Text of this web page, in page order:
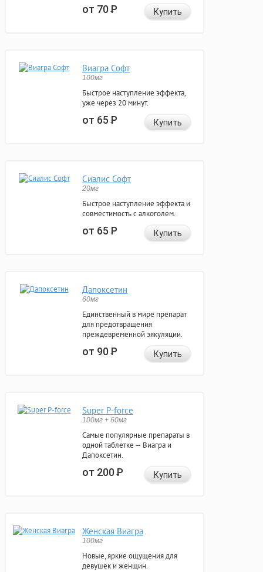
от 70Р Купить
Виагра Софт
100мг
Быстрое наступление эффекта,
уже через 20 минут.
от 65Р Купить
Сиалис Софт
20мг
Быстрое наступление эффекта и
совместимость с алкоголем.
от 65Р Купить
Дапоксетин
60мг
Единственный в мире препарат
для предотвращения
преждевременной эякуляции.
от 90Р Купить
Super P-force
100мг + 60мг
Самые популярные препараты в
одной таблетке — Виагра и
Дапоксетин.
от 200Р Купить
Женская Виагра
100мг
Новые, яркие ощущения для
девушек и женщин.